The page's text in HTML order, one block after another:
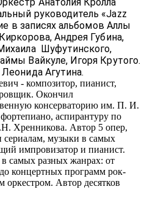
руководитель «Jazz
в записях альбомов Аллы
Андрея Губина,
Шуфутинского,
Вайкуле, Игоря Крутого.
Агутина.
- композитор, пианист,
Окончил
консерваторию им. П. И.
аспирантуру по
Хренникова. Автор 5 опер,
музыки в самых
импровизатор и пианист.
самых разных жанрах: от
концертных программ рок-
Автор десятков